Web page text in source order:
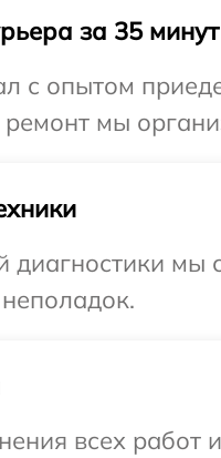
за 35 минут
с опытом
мы
диагностики мы
всех